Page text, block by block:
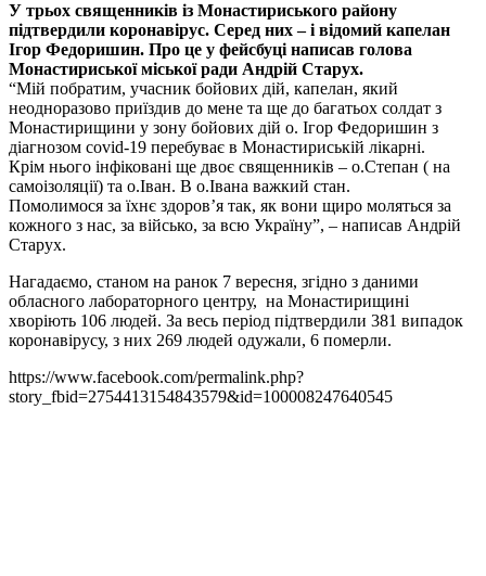
У трьох священників із Монастириського району
підтвердили коронавірус. Серед них – і відомий капелан
Ігор Федоришин. Про це у фейсбуці написав голова
Монастириської міської ради Андрій Старух.
“Мій побратим, учасник бойових дій, капелан, який
неодноразово приїздив до мене та ще до багатьох солдат з
Монастирищини у зону бойових дій о. Ігор Федоришин з
діагнозом covid-19 перебуває в Монастириській лікарні.
Крім нього інфіковані ще двоє священників – о.Степан ( на
самоізоляції) та о.Іван. В о.Івана важкий стан.
Помолимося за їхнє здоров’я так, як вони щиро моляться за
кожного з нас, за військо, за всю Україну”, – написав Андрій
Старух.
Нагадаємо, станом на ранок 7 вересня, згідно з даними
обласного лабораторного центру, на Монастирищині
хворіють 106 людей. За весь період підтвердили 381 випадок
коронавірусу, з них 269 людей одужали, 6 померли.
https://www.facebook.com/permalink.php?
story_fbid=2754413154843579&id=100008247640545